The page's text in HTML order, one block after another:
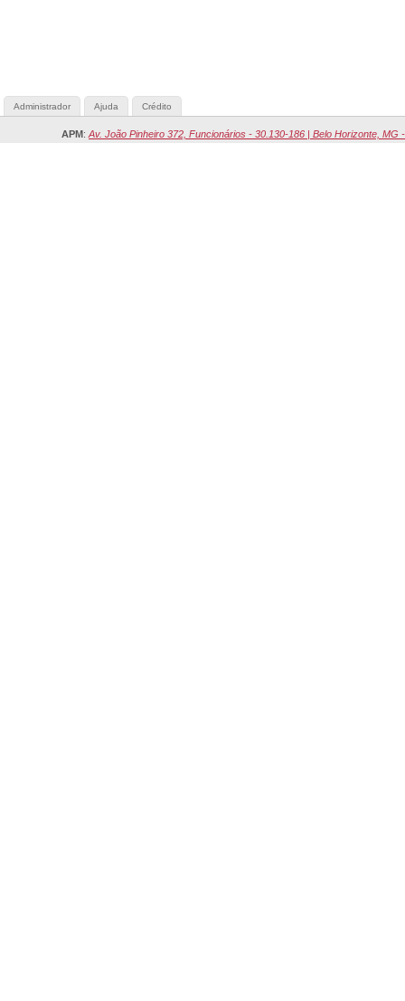
Administrador Ajuda Crédito
APM: Av. João Pinheiro 372, Funcionários - 30.130-186 | Belo Horizonte, MG